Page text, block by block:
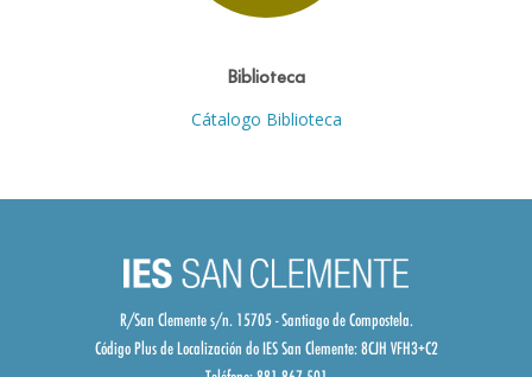
Biblioteca
Cátalogo Biblioteca
R/San Clemente s/n. 15705 - Santiago de Compostela.
Código Plus de Localización do IES San Clemente:8CJH VFH3+C2